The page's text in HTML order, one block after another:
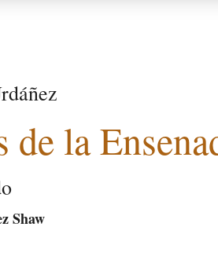
de la
Shaw